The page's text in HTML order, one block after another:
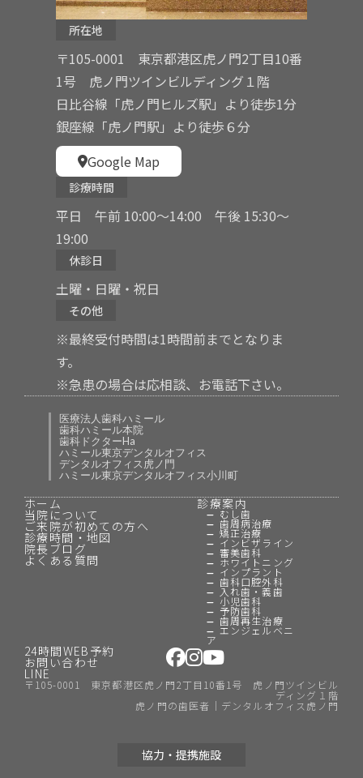
所在地
〒105-0001 東京都港区虎ノ門2丁目10番
1号 虎ノ門ツインビルディング１階
日比谷線「虎ノ門ヒルズ駅」より徒歩1分
銀座線「虎ノ門駅」より徒歩６分
Google Map
診療時間
平日 午前 10:00〜14:00 午後 15:30〜
19:00
休診日
土曜・日曜・祝日
その他
※最終受付時間は1時間前までとなりま
す。
※急患の場合は応相談、お電話下さい。
医療法人歯科ハミール
歯科ハミール本院
歯科ドクターHa
ハミール東京デンタルオフィス
デンタルオフィス虎ノ門
ハミール東京デンタルオフィス小川町
ホーム
当院について
ご来院が初めての方へ
診療時間・地図
院長ブログ
よくある質問
診療案内
むし歯
歯周病治療
矯正治療
インビザライン
審美歯科
ホワイトニング
インプラント
歯科口腔外科
入れ歯・義歯
小児歯科
予防歯科
歯周再生治療
エンジェルベニ
ア
24時間WEB予約
お問い合わせ
LINE
〒105-0001 東京都港区虎ノ門2丁目10番1号 虎ノ門ツインビル
ディング１階
虎ノ門の歯医者｜デンタルオフィス虎ノ門
協力・提携施設